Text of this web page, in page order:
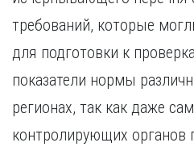
требований, которые
для подготовки к
показатели нормы
регионах, так как даже
контролирующих органов